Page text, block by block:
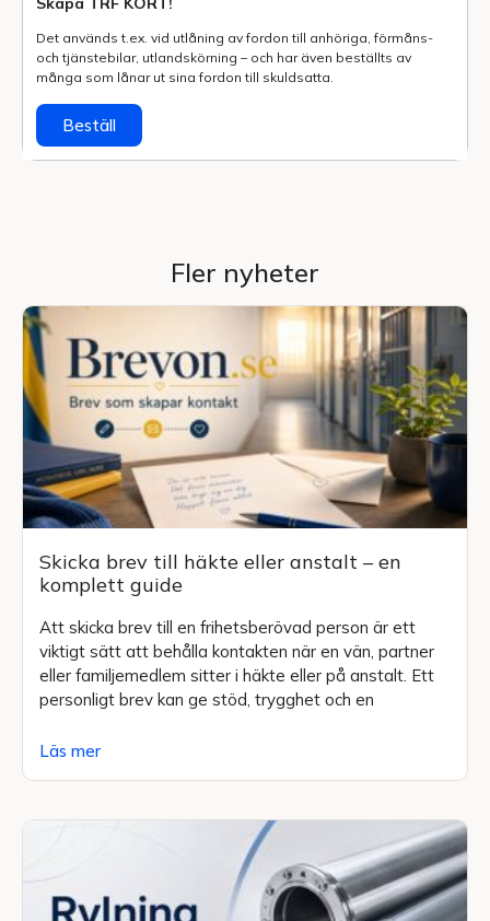
Det används t.ex. vid utlåning av fordon till anhöriga, förmåns-
och tjänstebilar, utlands­körning – och har även beställts av
många som lånar ut sina fordon till skuldsatta.
Beställ
Fler nyheter
Skicka brev till häkte eller anstalt – en
komplett guide
Att skicka brev till en frihetsberövad person är ett
viktigt sätt att behålla kontakten när en vän, partner
eller familjemedlem sitter i häkte eller på anstalt. Ett
personligt brev kan ge stöd, trygghet och en
Läs mer